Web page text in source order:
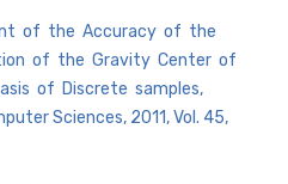
of the Accuracy of the
of the Gravity Center of
of Discrete samples,
Sciences, 2011, Vol. 45,